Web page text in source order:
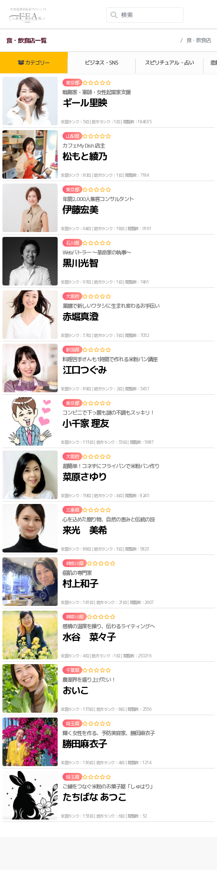
食・飲食店一覧 食・飲食店
カテゴリー ビジネス・SNS スピリチュアル・占い 恋
東京都
戦略家・軍師・女性起業家支援
ギール里映
全国ランク：5位 | 地方ランク：1位 | 閲覧数：184635
山梨県
カフェMy Dish 店主
松もと綾乃
全国ランク：80位 | 地方ランク：1位 | 閲覧数：7184
東京都
年間2,000人集客コンサルタント
伊藤宏美
全国ランク：64位 | 地方ランク：18位 | 閲覧数：9161
石川県
Webバトラー 〜革命家の執事〜
黒川光智
全国ランク：97位 | 地方ランク：1位 | 閲覧数：7461
大阪府
薬膳で新しいワタシに生まれ変わるお手伝い
赤堀真澄
全国ランク：57位 | 地方ランク：3位 | 閲覧数：7052
新潟県
料理苦手さんも1時間で作れる米粉パン講座
江口つぐみ
全国ランク：89位 | 地方ランク：2位 | 閲覧数：5457
東京都
コンビニで下っ腹も謎の不調もスッキリ！
小千家 理友
全国ランク：113位 | 地方ランク：33位 | 閲覧数：5987
大阪府
超簡単！コネずにフライパンで米粉パン作り
菜原さゆり
全国ランク：59位 | 地方ランク：4位 | 閲覧数：8245
三重県
心を込めた贈り物、自然の恵みと伝統の技
来光 美希
全国ランク：88位 | 地方ランク：3位 | 閲覧数：5823
神奈川県
個肌の専門家
村上和子
全国ランク：141位 | 地方ランク：21位 | 閲覧数：2607
神奈川県
感情の温度を操り、伝わるライティングへ
水谷 菜々子
全国ランク：4位 | 地方ランク：1位 | 閲覧数：230216
千葉県
農業界を盛り上げたい！
おいこ
全国ランク：135位 | 地方ランク：8位 | 閲覧数：2536
埼玉県
輝く女性を作る、予防美容家、勝田麻衣子
勝田麻衣子
全国ランク：136位 | 地方ランク：4位 | 閲覧数：1214
埼玉県
ご縁をつなぐ米粉のお菓子屋「しゅはり」
たちばな あつこ
全国ランク：153位 | 地方ランク：6位 | 閲覧数：52